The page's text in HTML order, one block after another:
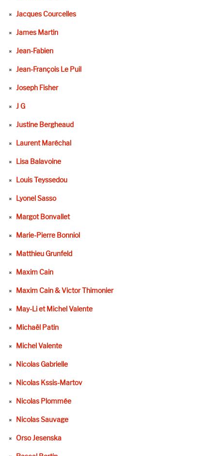
Jacques Courcelles
James Martin
Jean-Fabien
Jean-François Le Puil
Joseph Fisher
J G
Justine Bergheaud
Laurent Maréchal
Lisa Balavoine
Louis Teyssedou
Lyonel Sasso
Margot Bonvallet
Marie-Pierre Bonniol
Matthieu Grunfeld
Maxim Cain
Maxim Cain & Victor Thimonier
May-Li et Michel Valente
Michaël Patin
Michel Valente
Nicolas Gabrielle
Nicolas Kssis-Martov
Nicolas Plommée
Nicolas Sauvage
Orso Jesenska